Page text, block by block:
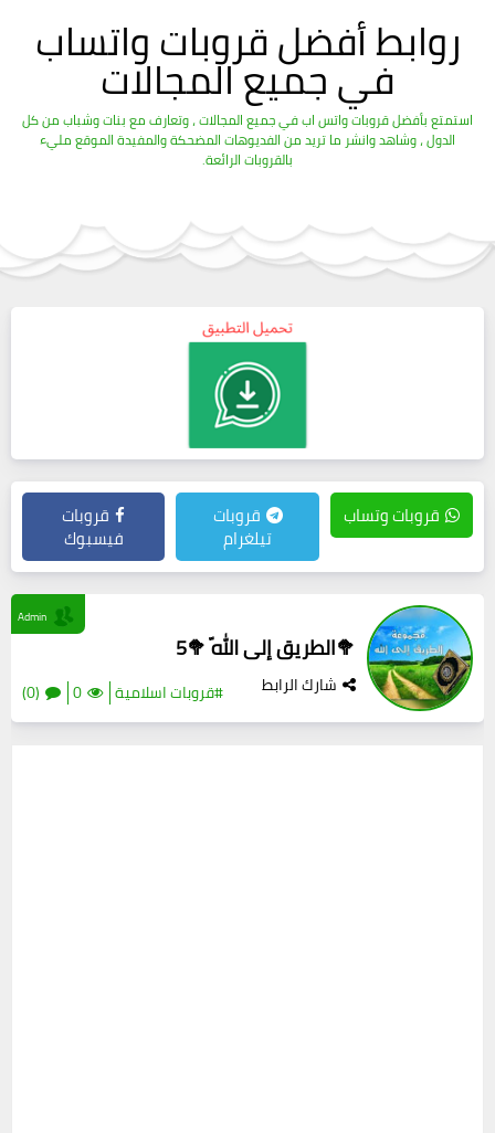
روابط أفضل قروبات واتساب
في جميع المجالات
استمتع بأفضل قروبات واتس اب في جميع المجالات ، وتعارف مع بنات وشباب من كل
الدول ، وشاهد وانشر ما تريد من الفديوهات المضحكة والمفيدة الموقع مليء
بالقروبات الرائعة.
قروبات وتساب قروبات
تيلغرام
قروبات
فيسبوك
🥦الطريق إلى اللّه 🥦5
شارك الرابط #قروبات اسلامية 0
(0)
Admin